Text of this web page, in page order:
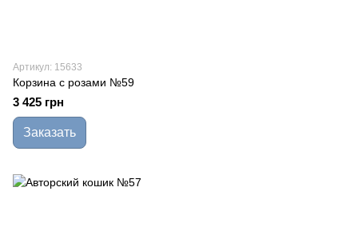
Артикул: 15633
Корзина с розами №59
3 425 грн
Заказать